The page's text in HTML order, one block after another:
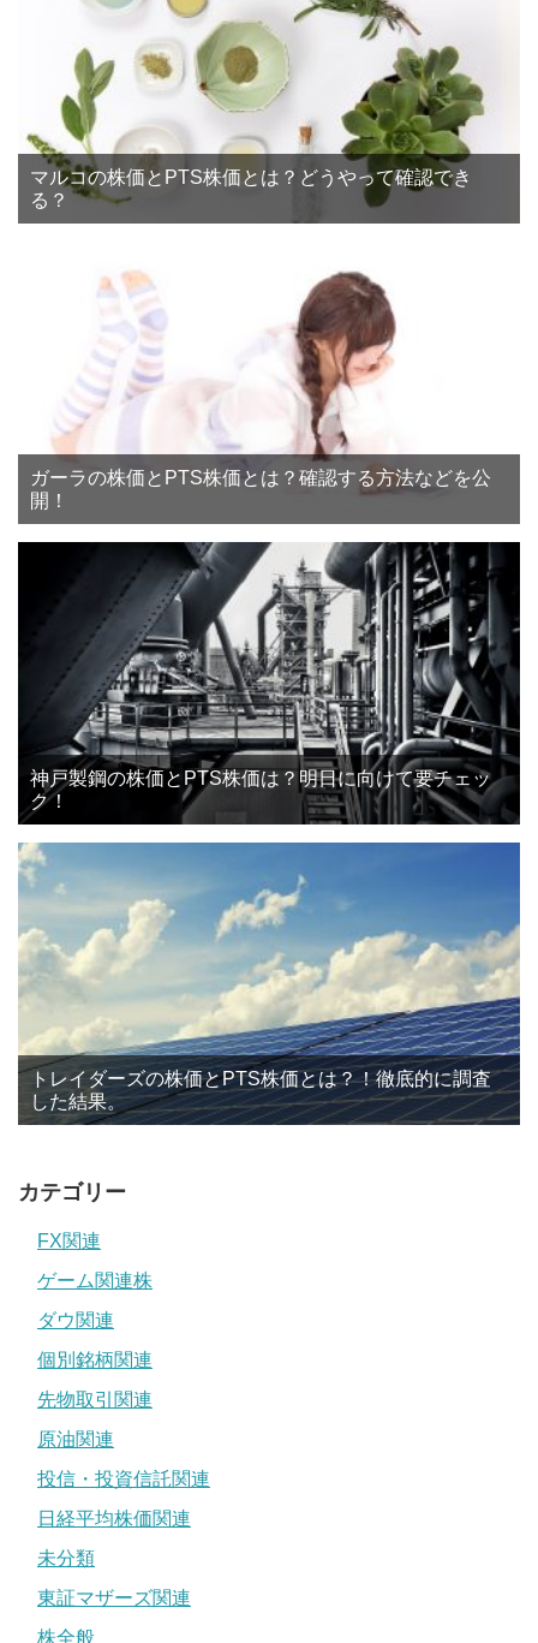
マルコの株価とPTS株価とは？どうやって確認でき
る？
ガーラの株価とPTS株価とは？確認する方法などを公
開！
神戸製鋼の株価とPTS株価は？明日に向けて要チェッ
ク！
トレイダーズの株価とPTS株価とは？！徹底的に調査
した結果。
カテゴリー
FX関連
ゲーム関連株
ダウ関連
個別銘柄関連
先物取引関連
原油関連
投信・投資信託関連
日経平均株価関連
未分類
東証マザーズ関連
株全般